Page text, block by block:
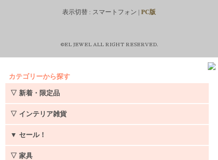
表示切替 : スマートフォン | PC版
©EL JEWEL ALL RIGHT RESERVED.
カテゴリーから探す
▽ 新着・限定品
▽ インテリア雑貨
▼ セール！
▽ 家具